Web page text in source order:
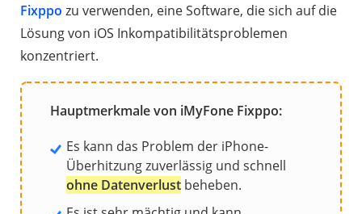
Fixppo zu verwenden, eine Software, die sich auf die
Lösung von iOS Inkompatibilitätsproblemen
konzentriert.
Hauptmerkmale von iMyFone Fixppo:
Es kann das Problem der iPhone-
Überhitzung zuverlässig und schnell
ohne Datenverlust beheben.